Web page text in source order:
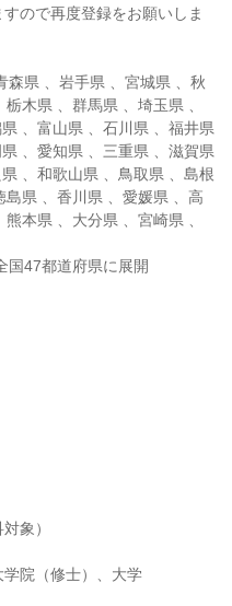
ので再度登録をお願いしま
森県 、岩手県 、宮城県 、秋
木県 、群馬県 、埼玉県 、
、富山県 、石川県 、福井県
、愛知県 、三重県 、滋賀県
、和歌山県 、鳥取県 、島根
県 、香川県 、愛媛県 、高
本県 、大分県 、宮崎県 、
国47都道府県に展開
象）
院（修士）、大学